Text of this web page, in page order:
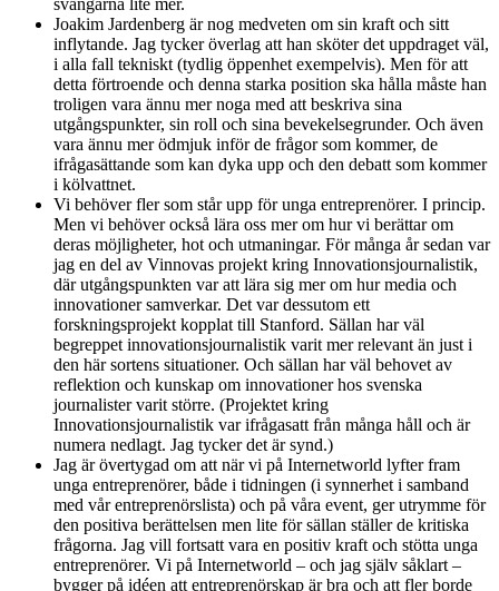
Joakim Jardenberg är nog medveten om sin kraft och sitt
inflytande. Jag tycker överlag att han sköter det uppdraget väl,
i alla fall tekniskt (tydlig öppenhet exempelvis). Men för att
detta förtroende och denna starka position ska hålla måste han
troligen vara ännu mer noga med att beskriva sina
utgångspunkter, sin roll och sina bevekelsegrunder. Och även
vara ännu mer ödmjuk inför de frågor som kommer, de
ifrågasättande som kan dyka upp och den debatt som kommer
i kölvattnet.
Vi behöver fler som står upp för unga entreprenörer. I princip.
Men vi behöver också lära oss mer om hur vi berättar om
deras möjligheter, hot och utmaningar. För många år sedan var
jag en del av Vinnovas projekt kring Innovationsjournalistik,
där utgångspunkten var att lära sig mer om hur media och
innovationer samverkar. Det var dessutom ett
forskningsprojekt kopplat till Stanford. Sällan har väl
begreppet innovationsjournalistik varit mer relevant än just i
den här sortens situationer. Och sällan har väl behovet av
reflektion och kunskap om innovationer hos svenska
journalister varit större. (Projektet kring
Innovationsjournalistik var ifrågasatt från många håll och är
numera nedlagt. Jag tycker det är synd.)
Jag är övertygad om att när vi på Internetworld lyfter fram
unga entreprenörer, både i tidningen (i synnerhet i samband
med vår entreprenörslista) och på våra event, ger utrymme för
den positiva berättelsen men lite för sällan ställer de kritiska
frågorna. Jag vill fortsatt vara en positiv kraft och stötta unga
entreprenörer. Vi på Internetworld – och jag själv såklart –
bygger på idéen att entreprenörskap är bra och att fler borde